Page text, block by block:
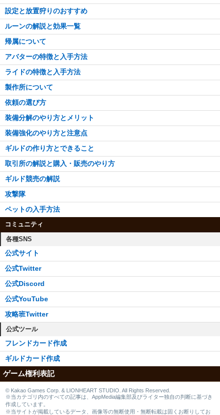
設定と放置狩りのおすすめ
ルーンの解説と効果一覧
帰属について
アバターの特徴と入手方法
ライドの特徴と入手方法
製作所について
依頼の選び方
装備分解のやり方とメリット
装備強化のやり方と注意点
ギルドの作り方とできること
取引所の解説と購入・販売のやり方
ギルド競売の解説
攻撃隊
ペットの入手方法
コミュニティ
各種SNS
公式サイト
公式Twitter
公式Discord
公式YouTube
攻略班Twitter
公式ツール
フレンドカード作成
ギルドカード作成
ゲーム権利表記
© Kakao Games Corp. & LIONHEART STUDIO. All Rights Reserved.
※当カテゴリ内のすべての記事は、AppMedia編集部及びライター独自の判断に基づき
作成しています。
※当サイトが掲載しているデータ、画像等の無断使用・無断転載は固くお断りしてお